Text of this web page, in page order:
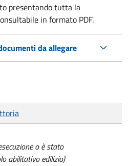
presentando tutta la
in formato PDF.
da allegare
o è stato
abilitativo edilizio)